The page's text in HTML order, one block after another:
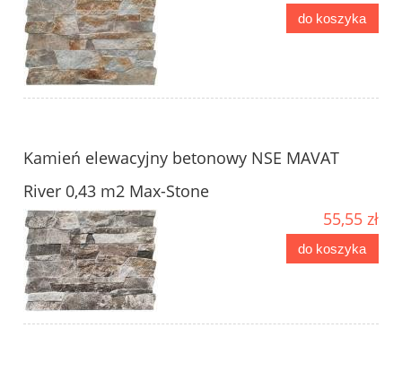
do koszyka
Kamień elewacyjny betonowy NSE MAVAT
River 0,43 m2 Max-Stone
55,55 zł
do koszyka